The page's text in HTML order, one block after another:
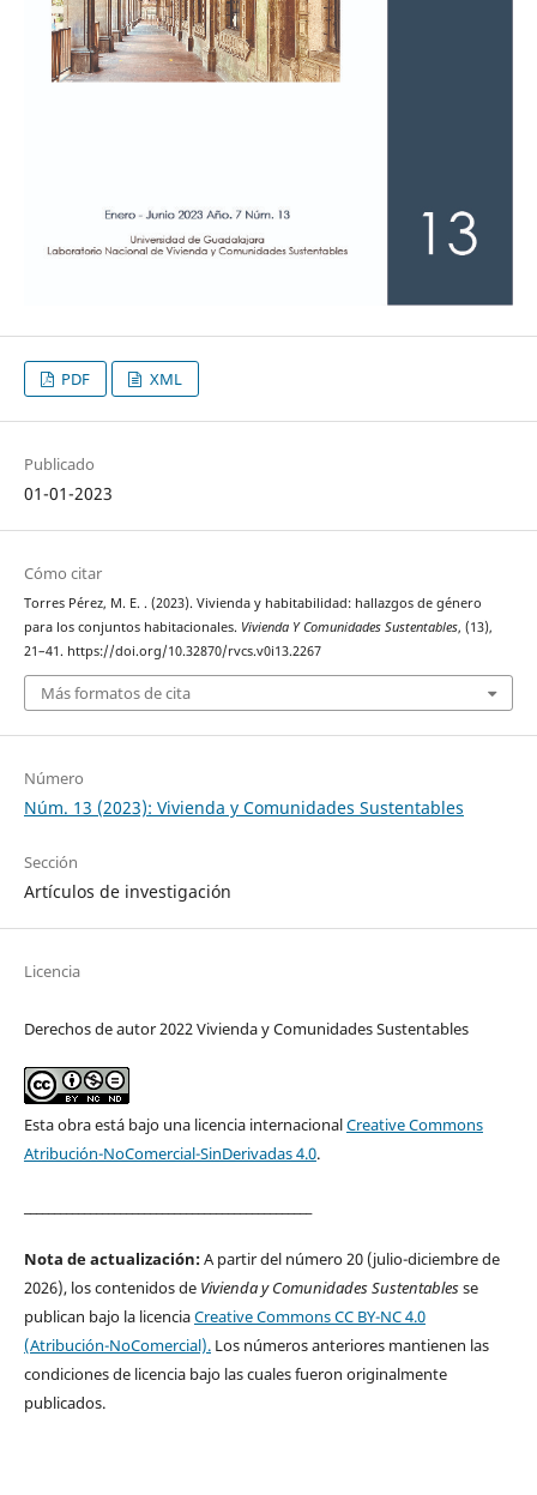
PDF XML
Publicado
01-01-2023
Cómo citar
Torres Pérez, M. E. . (2023). Vivienda y habitabilidad: hallazgos de género
para los conjuntos habitacionales. Vivienda Y Comunidades Sustentables, (13),
21–41. https://doi.org/10.32870/rvcs.v0i13.2267
Más formatos de cita
Número
Núm. 13 (2023): Vivienda y Comunidades Sustentables
Sección
Artículos de investigación
Licencia
Derechos de autor 2022 Vivienda y Comunidades Sustentables
Esta obra está bajo una licencia internacionalCreative Commons
Atribución-NoComercial-SinDerivadas 4.0.
Nota de actualización:A partir del número 20 (julio-diciembre de
2026), los contenidos de Vivienda y Comunidades Sustentablesse
publican bajo la licenciaCreative Commons CC BY-NC 4.0
(Atribución-NoComercial).Los números anteriores mantienen las
condiciones de licencia bajo las cuales fueron originalmente
publicados.